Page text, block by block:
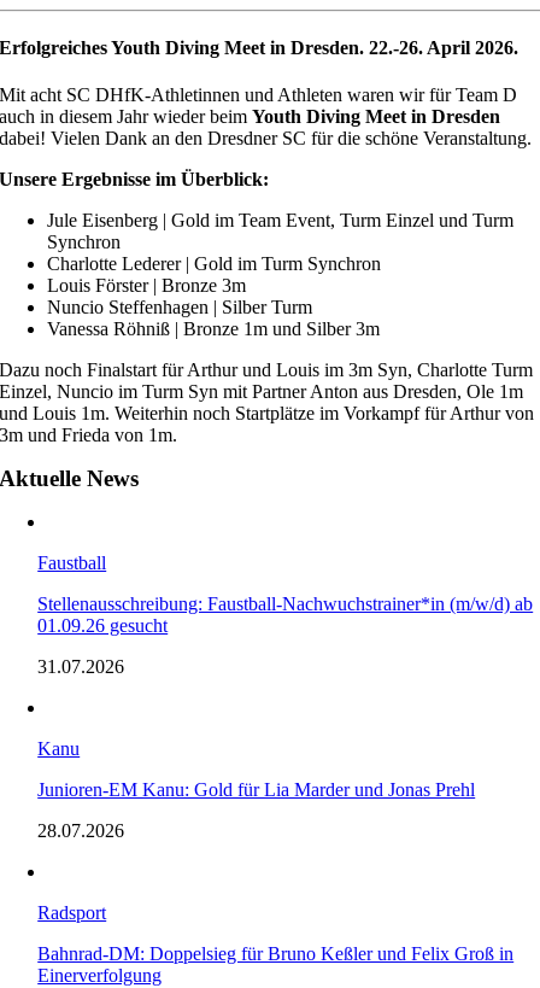
Erfolgreiches Youth Diving Meet in Dresden. 22.-26. April 2026.
Mit acht SC DHfK-Athletinnen und Athleten waren wir für Team D
auch in diesem Jahr wieder beimYouth Diving Meet in Dresden
dabei! Vielen Dank an den Dresdner SC für die schöne Veranstaltung.
Unsere Ergebnisse im Überblick:
Jule Eisenberg | Gold im Team Event, Turm Einzel und Turm
Synchron
Charlotte Lederer | Gold im Turm Synchron
Louis Förster | Bronze 3m
Nuncio Steffenhagen | Silber Turm
Vanessa Röhniß | Bronze 1m und Silber 3m
Dazu noch Finalstart für Arthur und Louis im 3m Syn, Charlotte Turm
Einzel, Nuncio im Turm Syn mit Partner Anton aus Dresden, Ole 1m
und Louis 1m. Weiterhin noch Startplätze im Vorkampf für Arthur von
3m und Frieda von 1m.
Aktuelle News
Faustball
Stellenausschreibung: Faustball-Nachwuchstrainer*in (m/w/d) ab
01.09.26 gesucht
31.07.2026
Kanu
Junioren-EM Kanu: Gold für Lia Marder und Jonas Prehl
28.07.2026
Radsport
Bahnrad-DM: Doppelsieg für Bruno Keßler und Felix Groß in
Einerverfolgung